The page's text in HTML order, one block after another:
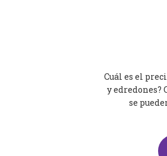
Cuál es el
y edredones?
se